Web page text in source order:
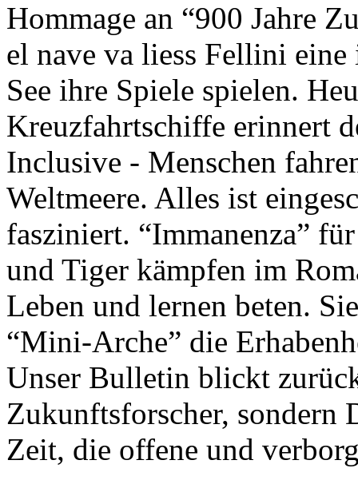
Hommage an “900 Jahre
el nave va liess Fellini
See ihre Spiele spielen.
Kreuzfahrtschiffe erinnert
Inclusive - Menschen
Weltmeere. Alles ist
fasziniert. “Immanenza”
und Tiger kämpfen im
Leben und lernen beten.
“Mini-Arche” die
Unser Bulletin blickt
Zukunftsforscher, sondern
Zeit, die offene und